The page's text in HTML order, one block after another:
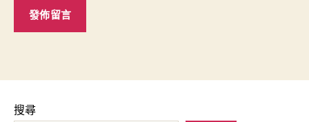
搜尋